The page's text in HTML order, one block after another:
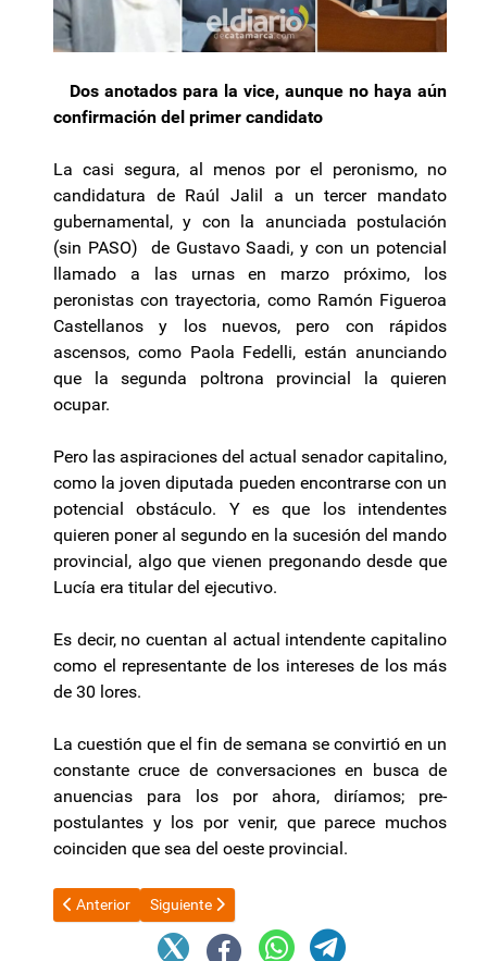
Dos anotados para la vice, aunque no haya aún
confirmación del primer candidato
La casi segura, al menos por el peronismo, no
candidatura de Raúl Jalil a un tercer mandato
gubernamental, y con la anunciada postulación
(sin PASO) de Gustavo Saadi, y con un potencial
llamado a las urnas en marzo próximo, los
peronistas con trayectoria, como Ramón Figueroa
Castellanos y los nuevos, pero con rápidos
ascensos, como Paola Fedelli, están anunciando
que la segunda poltrona provincial la quieren
ocupar.
Pero las aspiraciones del actual senador capitalino,
como la joven diputada pueden encontrarse con un
potencial obstáculo. Y es que los intendentes
quieren poner al segundo en la sucesión del mando
provincial, algo que vienen pregonando desde que
Lucía era titular del ejecutivo.
Es decir, no cuentan al actual intendente capitalino
como el representante de los intereses de los más
de 30 lores.
La cuestión que el fin de semana se convirtió en un
constante cruce de conversaciones en busca de
anuencias para los por ahora, diríamos; pre-
postulantes y los por venir, que parece muchos
coinciden que sea del oeste provincial.
Artículo anterior: Indec anuncia el índice de Salarios: qué
Anterior Artículo siguiente: El Gobierno espera que
Siguiente